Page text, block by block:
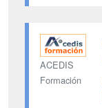
ACEDIS
Formación